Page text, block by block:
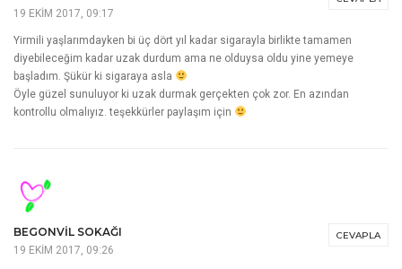
19 EKIM 2017, 09:17
Yirmili yaşlarımdayken bi üç dört yıl kadar sigarayla birlikte tamamen
diyebileceğim kadar uzak durdum ama ne olduysa oldu yine yemeye
başladım. Şükür ki sigaraya asla
Öyle güzel sunuluyor ki uzak durmak gerçekten çok zor. En azından
kontrollu olmalıyız. teşekkürler paylaşım için
CEVAPLA
BEGONVIL SOKAĞI
19 EKIM 2017, 09:26